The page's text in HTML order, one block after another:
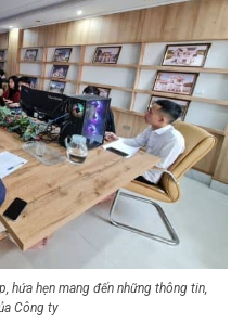
hứa hẹn mang đến những thông tin,
Công ty